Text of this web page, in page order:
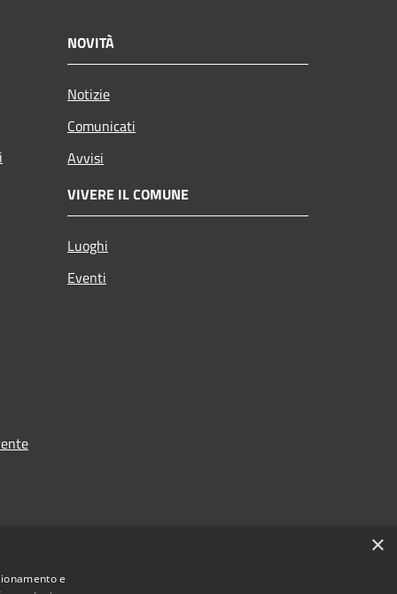
NOVITÀ
Notizie
Comunicati
Avvisi
VIVERE IL COMUNE
Luoghi
Eventi
×
e